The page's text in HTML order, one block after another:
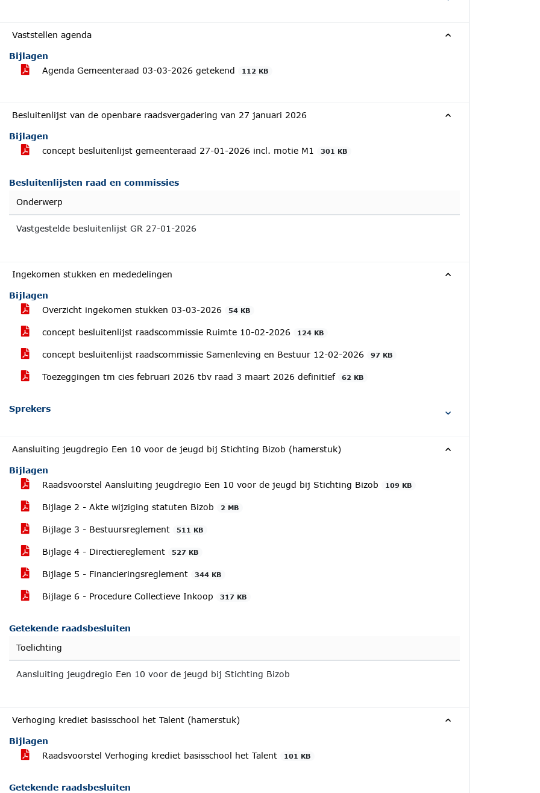
Vaststellen agenda
Bijlagen
Agenda Gemeenteraad 03-03-2026 getekend
112 KB
Besluitenlijst van de openbare raadsvergadering van 27 januari 2026
Bijlagen
concept besluitenlijst gemeenteraad 27-01-2026 incl. motie M1
301 KB
Besluitenlijsten raad en commissies
Onderwerp
Vastgestelde besluitenlijst GR 27-01-2026
Ingekomen stukken en mededelingen
Bijlagen
Overzicht ingekomen stukken 03-03-2026
54 KB
concept besluitenlijst raadscommissie Ruimte 10-02-2026 124 KB
concept besluitenlijst raadscommissie Samenleving en Bestuur 12-02-2026 97 KB
Toezeggingen tm cies februari 2026 tbv raad 3 maart 2026 definitief 62 KB
Sprekers
Aansluiting jeugdregio Een 10 voor de jeugd bij Stichting Bizob (hamerstuk)
Bijlagen
Raadsvoorstel Aansluiting jeugdregio Een 10 voor de jeugd bij Stichting Bizob
109 KB
Bijlage 2 - Akte wijziging statuten Bizob 2 MB
Bijlage 3 - Bestuursreglement 511 KB
Bijlage 4 - Directiereglement 527 KB
Bijlage 5 - Financieringsreglement 344 KB
Bijlage 6 - Procedure Collectieve Inkoop 317 KB
Getekende raadsbesluiten
Toelichting
Aansluiting jeugdregio Een 10 voor de jeugd bij Stichting Bizob
Verhoging krediet basisschool het Talent (hamerstuk)
Bijlagen
Raadsvoorstel Verhoging krediet basisschool het Talent
101 KB
Getekende raadsbesluiten